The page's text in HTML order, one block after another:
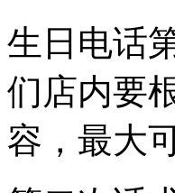
生日电话
们店内要
容，最大